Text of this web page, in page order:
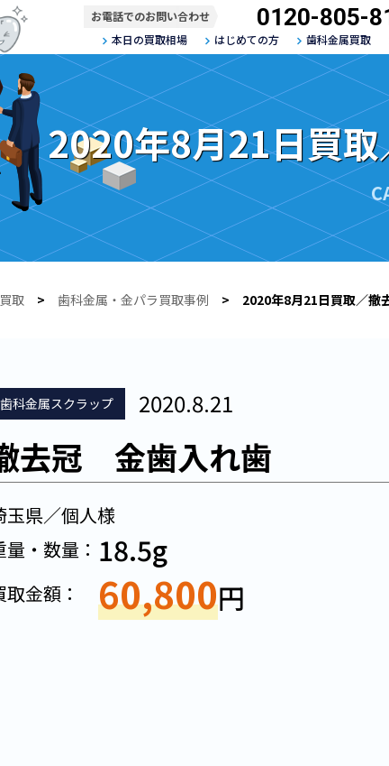
お電話でのお問い合わせ 0120-805-
本日の買取相場 はじめての方 歯科金属買取
2020年8月21日買
取 > 歯科金属・金パラ買取事例 > 2020年8月21日買取／撤
歯科金属スクラップ 2020.8.21
去冠 金歯入れ歯
玉県／個人様
量・数量： 18.5g
取金額： 60,800円